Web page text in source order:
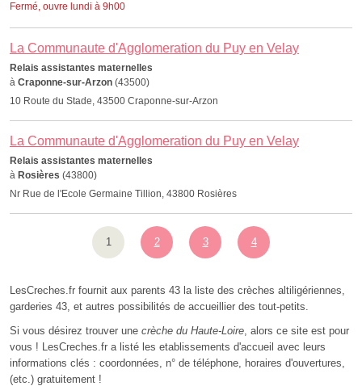
Fermé, ouvre lundi à 9h00
La Communaute d'Agglomeration du Puy en Velay
Relais assistantes maternelles
à Craponne-sur-Arzon (43500)
10 Route du Stade, 43500 Craponne-sur-Arzon
La Communaute d'Agglomeration du Puy en Velay
Relais assistantes maternelles
à Rosières (43800)
Nr Rue de l'Ecole Germaine Tillion, 43800 Rosières
1 2 3 4
LesCreches.fr fournit aux parents 43 la liste des crèches altiligériennes,
garderies 43, et autres possibilités de accueillier des tout-petits.
Si vous désirez trouver une crèche du Haute-Loire, alors ce site est pour
vous ! LesCreches.fr a listé les etablissements d'accueil avec leurs
informations clés : coordonnées, n° de téléphone, horaires d'ouvertures,
(etc.) gratuitement !